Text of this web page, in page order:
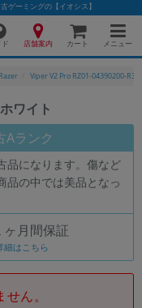
ゲーミングの【イオシス】
店舗案内 カート メニュー
Razer Viper V2 Pro RZ01-04390200-
ワイト
Aランク
品になります。傷など
品の中では美品となっ
ヶ月間保証
細はこちら
ん。